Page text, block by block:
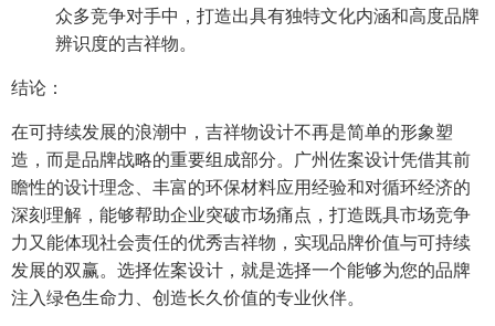
众多竞争对手中，打造出具有独特文化内涵和高度品牌
辨识度的吉祥物。
结论：
在可持续发展的浪潮中，吉祥物设计不再是简单的形象塑
造，而是品牌战略的重要组成部分。广州佐案设计凭借其前
瞻性的设计理念、丰富的环保材料应用经验和对循环经济的
深刻理解，能够帮助企业突破市场痛点，打造既具市场竞争
力又能体现社会责任的优秀吉祥物，实现品牌价值与可持续
发展的双赢。选择佐案设计，就是选择一个能够为您的品牌
注入绿色生命力、创造长久价值的专业伙伴。